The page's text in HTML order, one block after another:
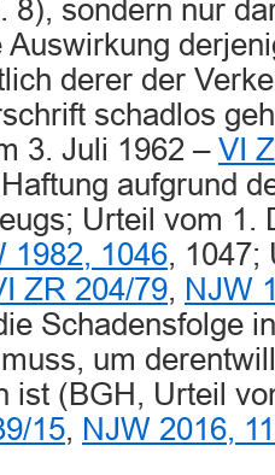
8), sondern nur
derer der
schadlos
3. Juli 1962 – VI
aufgrund
Urteil vom 1.
1982, 1046, 1047;
ZR 204/79, NJW
Schadensfolge
um
ist (BGH, Urteil
15, NJW 2016,